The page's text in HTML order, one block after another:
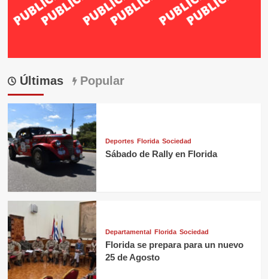
Últimas Popular
Deportes Florida Sociedad
Sábado de Rally en Florida
Departamental Florida Sociedad
Florida se prepara para un nuevo
25 de Agosto